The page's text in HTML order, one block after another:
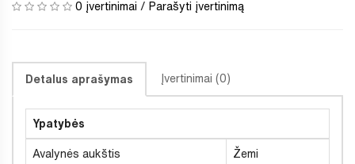
0 įvertinimai / Parašyti įvertinimą
Detalus aprašymas Įvertinimai (0)
Ypatybės
Avalynės aukštis Žemi